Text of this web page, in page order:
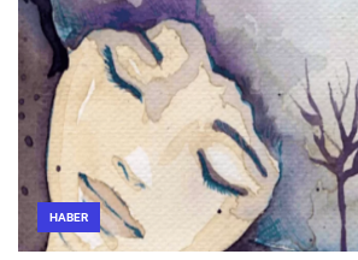
HABER